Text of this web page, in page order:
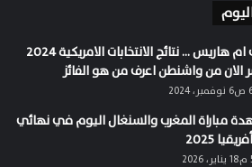
ترامب ام هاريس … نتائج الانتخابات الامريكية 2024
الان من واشنطن اعرف من هو الفائز
مباراة المغرب والسنغال اليوم في نهائي
2025